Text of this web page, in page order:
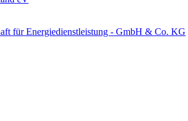
für Energiedienstleistung - GmbH & Co. KG